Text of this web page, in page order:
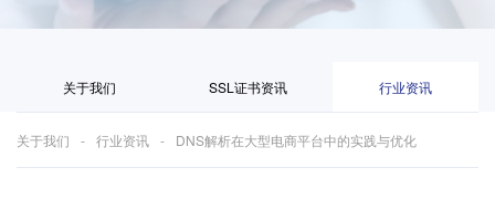
关于我们 SSL证书资讯 行业资讯
关于我们 行业资讯 DNS解析在大型电商平台中的实践与优化